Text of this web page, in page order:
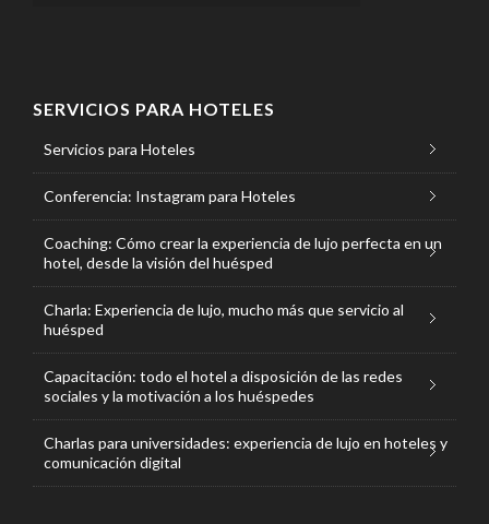
SERVICIOS PARA HOTELES
Servicios para Hoteles
Conferencia: Instagram para Hoteles
Coaching: Cómo crear la experiencia de lujo perfecta en un
hotel, desde la visión del huésped
Charla: Experiencia de lujo, mucho más que servicio al
huésped
Capacitación: todo el hotel a disposición de las redes
sociales y la motivación a los huéspedes
Charlas para universidades: experiencia de lujo en hoteles y
comunicación digital